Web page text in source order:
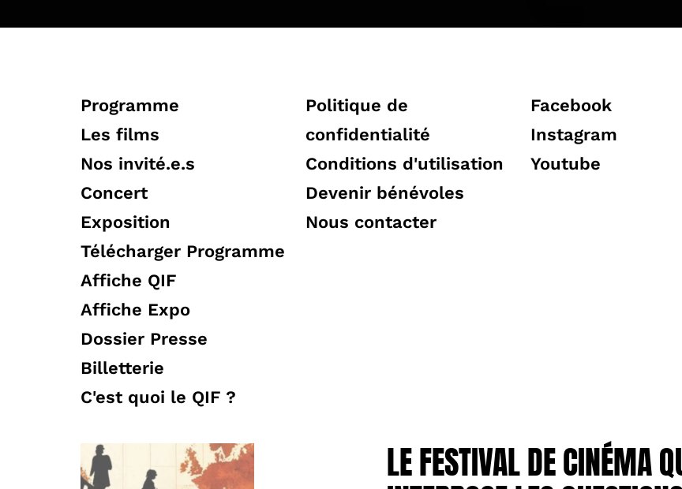
Programme
Les films
Nos invité.e.s
Concert
Exposition
Télécharger Programme
Affiche QIF
Affiche Expo
Dossier Presse
Billetterie
C'est quoi le QIF ?
Politique de
confidentialité
Conditions d'utilisation
Devenir bénévoles
Nous contacter
Facebook
Instagram
Youtube
LE FESTIVAL DE CINÉMA